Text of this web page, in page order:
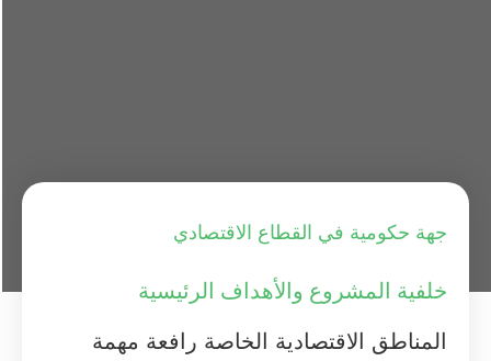
جهة حكومية في القطاع الاقتصادي
خلفية المشروع والأهداف الرئيسية
المناطق الاقتصادية الخاصة رافعة مهمة